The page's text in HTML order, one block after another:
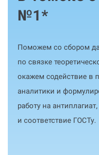
№1*
Поможем со сбором
по связке
окажем содействие в
аналитики и
работу на
и соответствие ГОСТу.